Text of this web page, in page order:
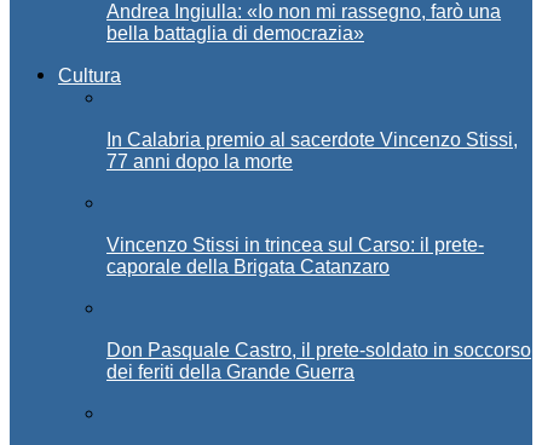
Andrea Ingiulla: «Io non mi rassegno, farò una
bella battaglia di democrazia»
Cultura
In Calabria premio al sacerdote Vincenzo Stissi,
77 anni dopo la morte
Vincenzo Stissi in trincea sul Carso: il prete-
caporale della Brigata Catanzaro
Don Pasquale Castro, il prete-soldato in soccorso
dei feriti della Grande Guerra